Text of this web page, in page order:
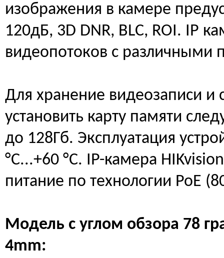
изображения в камере
120дБ, 3D DNR, BLC, ROI. IP
видеопотоков с различными
Для хранение видеозаписи
установить карту памяти
до 128Гб. Эксплуатация
°С...+60 °С. IP-камера
питание по технологии РоЕ
Модель с углом обзора 78
4mm: